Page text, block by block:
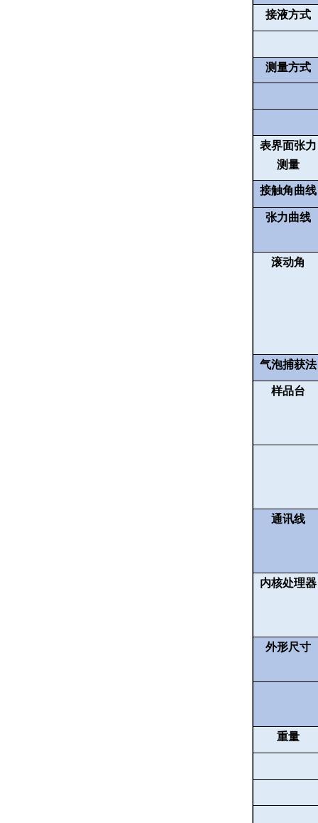
接液方式
测量方式
表界面张力
测量
接触角曲线
张力曲线
滚动角
气泡捕获法
样品台
通讯线
内核处理器
外形尺寸
重量